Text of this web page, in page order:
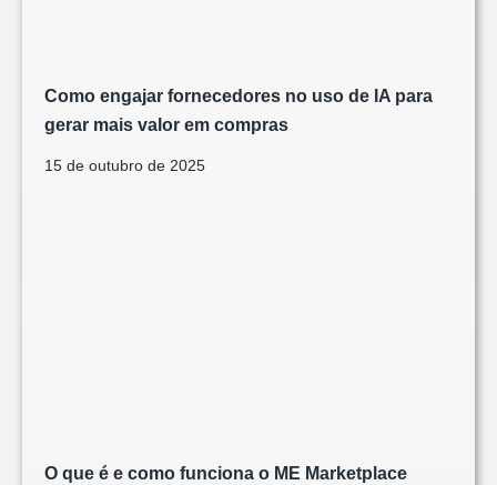
Como engajar fornecedores no uso de IA para
gerar mais valor em compras
15 de outubro de 2025
O que é e como funciona o ME Marketplace